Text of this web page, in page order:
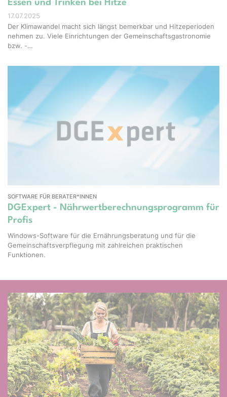
Essen und Trinken bei Hitze
17.07.2025
Der Klimawandel macht sich längst bemerkbar und Hitzeperioden
nehmen zu. Viele Einrichtungen der Gemeinschaftsgastronomie
bzw. -…
SOFTWARE FÜR BERATER*INNEN
DGExpert - Nährwertberechnungsprogramm für
Profis
Windows-Software für die Ernährungsberatung und für die
Gemeinschaftsverpflegung mit zahlreichen praktischen
Funktionen.